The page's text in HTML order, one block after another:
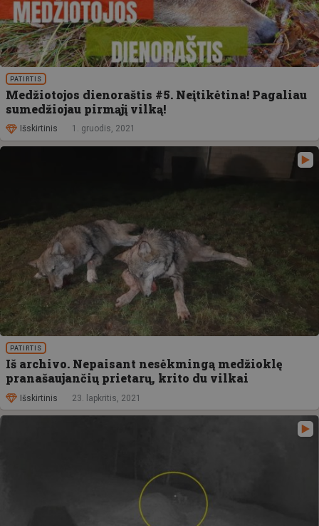
PATIRTIS
Medžiotojos dienoraštis #5. Neįtikėtina! Pagaliau
sumedžiojau pirmąjį vilką!
Išskirtinis 1. gruodis, 2021
PATIRTIS
Iš archivo. Nepaisant nesėkmingą medžioklę
pranašaujančių prietarų, krito du vilkai
Išskirtinis 23. lapkritis, 2021